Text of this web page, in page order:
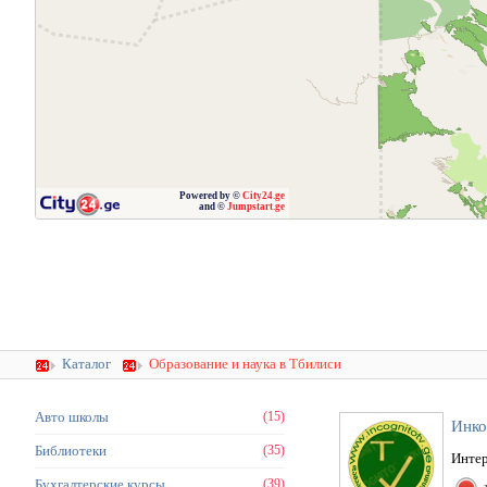
Powered by © City24.ge
and © Jumpstart.ge
Каталог Образование и наука в Тбилиси
Авто школы (15)
Библиотеки (35)
(39)